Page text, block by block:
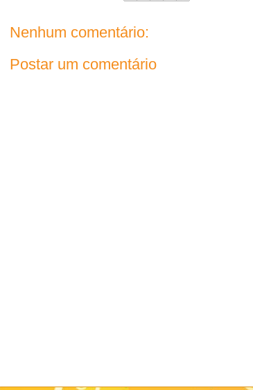
Nenhum comentário:
Postar um comentário